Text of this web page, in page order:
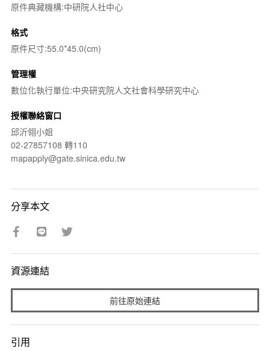
原件典藏機構:中研院人社中心
格式
原件尺寸:55.0*45.0(cm)
管理權
數位化執行單位:中央研究院人文社會科學研究中心
授權聯絡窗口
邱沂翎小姐
02-27857108 轉110
mapapply@gate.sinica.edu.tw
分享本文
資源連結
前往原始連結
引用